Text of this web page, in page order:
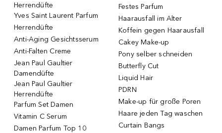
Herrendüfte
Yves Saint Laurent Parfum
Herrendüfte
Anti-Aging Gesichtsserum
Anti-Falten Creme
Jean Paul Gaultier
Damendüfte
Jean Paul Gaultier
Herrendüfte
Parfum Set Damen
Vitamin C Serum
Damen Parfum Top 10
Festes Parfum
Haarausfall im Alter
Koffein gegen Haarausfall
Cakey Make-up
Pony selber schneiden
Butterfly Cut
Liquid Hair
PDRN
Make-up für große Poren
Haare jeden Tag waschen
Curtain Bangs